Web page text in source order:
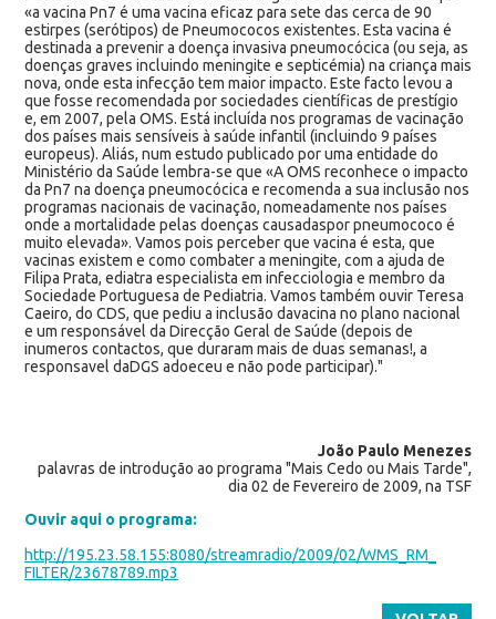
«a vacina Pn7 é uma vacina eficaz para sete das cerca de 90
estirpes (serótipos) de Pneumococos existentes. Esta vacina é
destinada a prevenir a doença invasiva pneumocócica (ou seja, as
doenças graves incluindo meningite e septicémia) na criança mais
nova, onde esta infecção tem maior impacto. Este facto levou a
que fosse recomendada por sociedades científicas de prestígio
e, em 2007, pela OMS. Está incluída nos programas de vacinação
dos países mais sensíveis à saúde infantil (incluindo 9 países
europeus). Aliás, num estudo publicado por uma entidade do
Ministério da Saúde lembra-se que «A OMS reconhece o impacto
da Pn7 na doença pneumocócica e recomenda a sua inclusão nos
programas nacionais de vacinação, nomeadamente nos países
onde a mortalidade pelas doenças causadaspor pneumococo é
muito elevada». Vamos pois perceber que vacina é esta, que
vacinas existem e como combater a meningite, com a ajuda de
Filipa Prata, ediatra especialista em infecciologia e membro da
Sociedade Portuguesa de Pediatria. Vamos também ouvir Teresa
Caeiro, do CDS, que pediu a inclusão davacina no plano nacional
e um responsável da Direcção Geral de Saúde (depois de
inumeros contactos, que duraram mais de duas semanas!, a
responsavel daDGS adoeceu e não pode participar)."
João Paulo Menezes
palavras de introdução ao programa "Mais Cedo ou Mais Tarde",
dia 02 de Fevereiro de 2009, na TSF
Ouvir aqui o programa:
http://195.23.58.155:8080/streamradio/2009/02/WMS_RM_
FILTER/23678789.mp3